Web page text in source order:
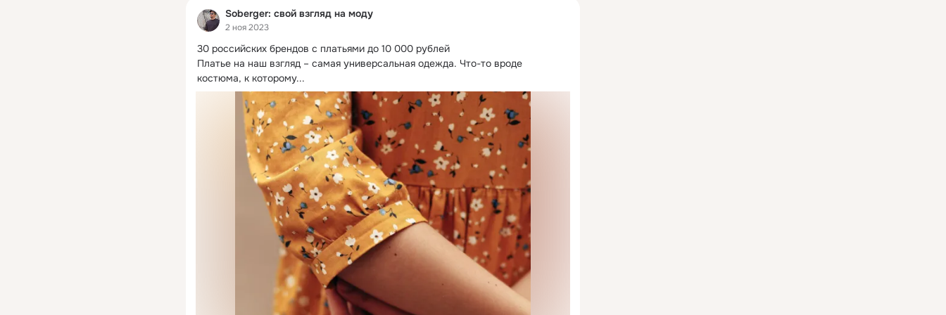
Soberger: cвой взгляд на моду
2 ноя 2023
30 российских брендов с платьями до 10 000 рублей
Платье на наш взгляд – самая универсальная одежда. Что-то вроде
костюма, к которому...